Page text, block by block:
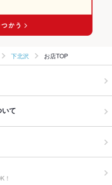
下北沢 お店TOP
て
！